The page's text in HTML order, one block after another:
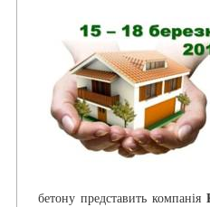
бетону представить компанія